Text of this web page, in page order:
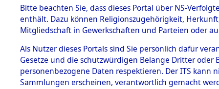
BESTÄNDE
1.
mente
5. Verschiedenes
5.3
Todesmärsche
Baden-
Rottweil
Bitte beachten Sie, dass dieses Portal über NS-
enthält. Dazu können Religionszugehörigkeit,
Mitgliedschaft in Gewerkschaften und Parteien oder
Als Nutzer dieses Portals sind Sie persönlich dafür
Gesetze und die schutzwürdigen Belange Dritter
personenbezogene Daten respektieren. Der ITS
Sammlungen erscheinen, verantwortlich gemacht